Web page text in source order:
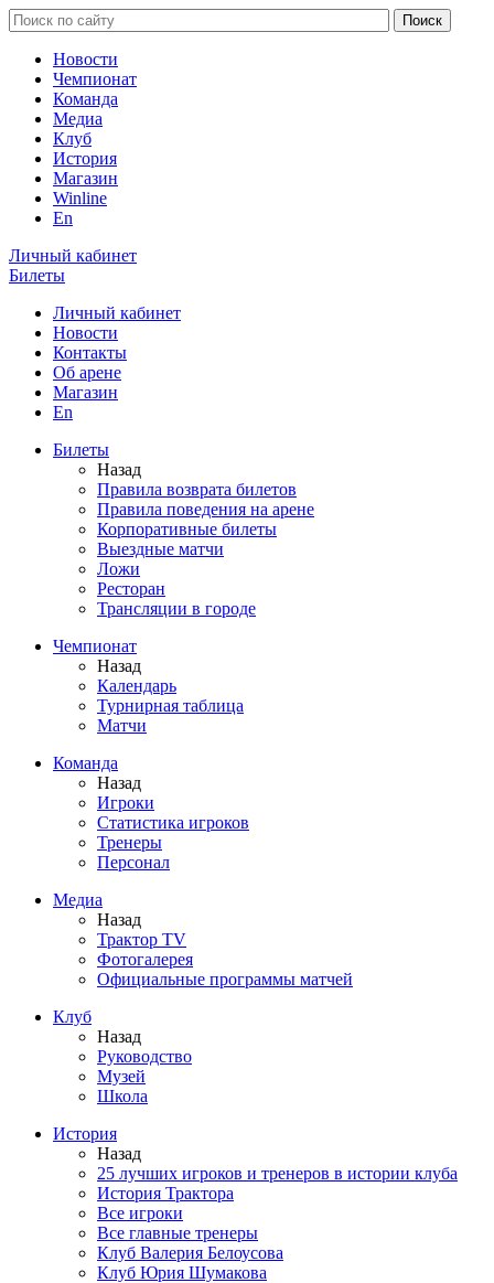
Новости
Чемпионат
Команда
Медиа
Клуб
История
Магазин
Winline
En
Личный кабинет
Билеты
Личный кабинет
Новости
Контакты
Об арене
Магазин
En
Билеты
Назад
Правила возврата билетов
Правила поведения на арене
Корпоративные билеты
Выездные матчи
Ложи
Ресторан
Трансляции в городе
Чемпионат
Назад
Календарь
Турнирная таблица
Матчи
Команда
Назад
Игроки
Статистика игроков
Тренеры
Персонал
Медиа
Назад
Трактор TV
Фотогалерея
Официальные программы матчей
Клуб
Назад
Руководство
Музей
Школа
История
Назад
25 лучших игроков и тренеров в истории клуба
История Трактора
Все игроки
Все главные тренеры
Клуб Валерия Белоусова
Клуб Юрия Шумакова